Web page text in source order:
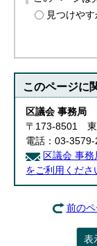
見つけや
このページに
区議会 事務局
〒173-8501 東
電話：03-
区議会 事
をご利用くださ
前の
表